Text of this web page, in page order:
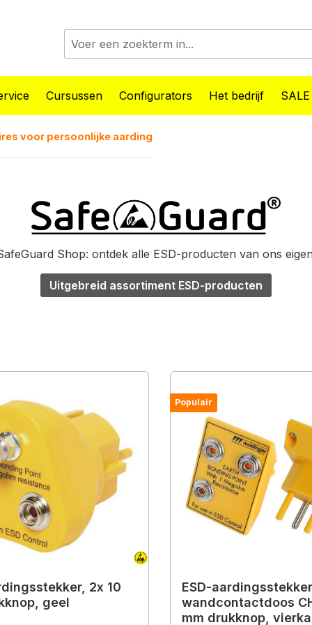
Cursussen Configurators Het bedrijf SALE
voor persoonlijke aarding
Shop: ontdek alle ESD-producten van ons
Uitgebreid assortiment ESD-producten
2x 10
geel
Populair
ESD-
wandcontactdoos
mm drukknop,